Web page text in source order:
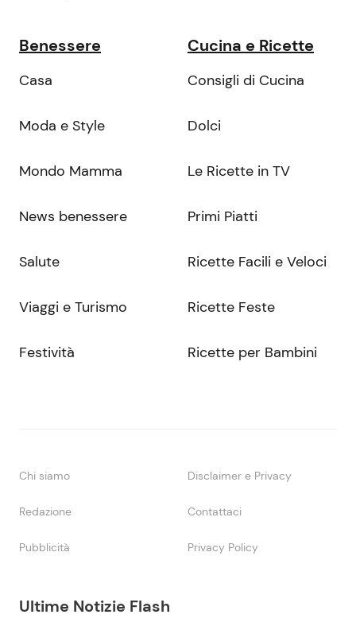
Ultime Notizie Flash
Benessere
Casa
Moda e Style
Mondo Mamma
News benessere
Salute
Viaggi e Turismo
Festività
Cucina e Ricette
Consigli di Cucina
Dolci
Le Ricette in TV
Primi Piatti
Ricette Facili e Veloci
Ricette Feste
Ricette per Bambini
Chi siamo Disclaimer e Privacy
Redazione Contattaci
Pubblicità Privacy Policy